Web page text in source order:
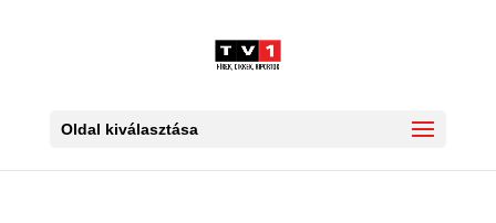
Oldal kiválasztása